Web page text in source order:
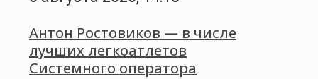
Антон Ростовиков — в числе
лучших легкоатлетов
Системного оператора